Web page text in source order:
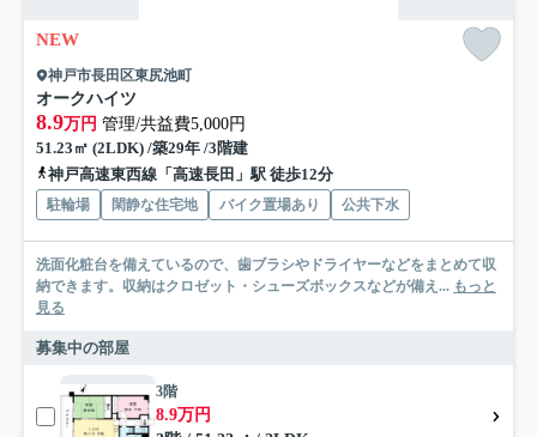
NEW
神戸市長田区東尻池町
オークハイツ
8.9万円 管理/共益費5,000円
51.23㎡ (2LDK) /築29年 /3階建
神戸高速東西線「高速長田」駅 徒歩12分
駐輪場 閑静な住宅地 バイク置場あり 公共下水
洗面化粧台を備えているので、歯ブラシやドライヤーなどをまとめて収
納できます。収納はクロゼット・シューズボックスなどが備え... もっと
見る
募集中の部屋
3階
8.9万円